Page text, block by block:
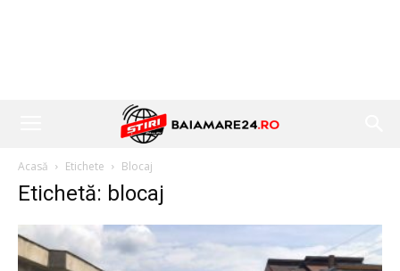
Acasă Etichete Blocaj
Etichetă: blocaj